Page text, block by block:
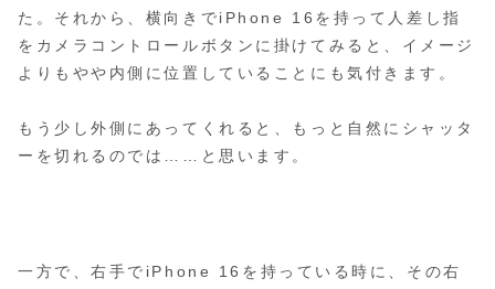
た。それから、横向きでiPhone 16を持って人差し指
をカメラコントロールボタンに掛けてみると、イメージ
よりもやや内側に位置していることにも気付きます。
もう少し外側にあってくれると、もっと自然にシャッタ
ーを切れるのでは……と思います。
一方で、右手でiPhone 16を持っている時に、その右